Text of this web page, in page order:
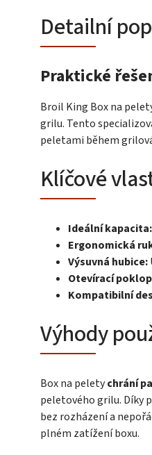
Detailní
Praktické
Broil King Box na
grilu. Tento
peletami během
Klíčové
Ideální kapacita:
Ergonomická
Výsuvná hubice:
Otevírací
Kompatibilní
Výhody
Box na peletychrání
peletového grilu. Díky
bez rozházení a
plném zatížení boxu.